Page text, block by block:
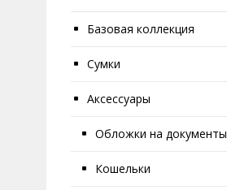
Базовая коллекция
Сумки
Аксессуары
Обложки на документы
Кошельки